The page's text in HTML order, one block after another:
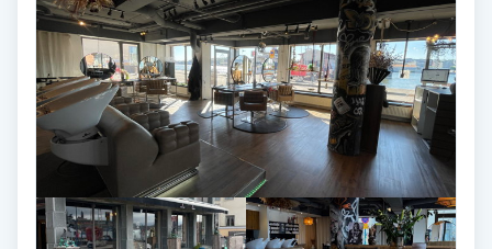
Brynfärgning
Brynplockning
Bröllopsuppsättning
Celluliter